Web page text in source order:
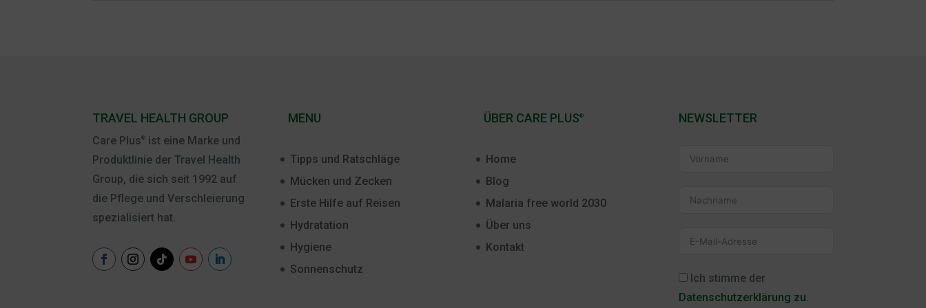
TRAVEL HEALTH GROUP
Care Plus® ist eine Marke und
Produktlinie der Travel Health
Group, die sich seit 1992 auf
die Pflege und Verschleierung
spezialisiert hat.
MENU
Tipps und Ratschläge
Mücken und Zecken
Erste Hilfe auf Reisen
Hydratation
Hygiene
Sonnenschutz
ÜBER CARE PLUS®
Home
Blog
Malaria free world 2030
Über uns
Kontakt
NEWSLETTER
Ich stimme der
Datenschutzerklärung zu